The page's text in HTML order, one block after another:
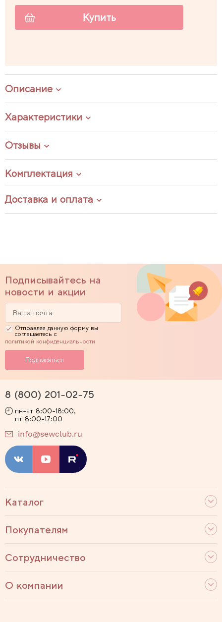
Купить
Описание
Характеристики
Отзывы
Комплектация
Доставка и оплата
Подписывайтесь на
новости и акции
Отправляя данную форму вы
соглашаетесь с
политикой конфиденциальности
Каталог
Покупателям
Сотрудничество
О компании
8 (800) 201-02-75
пн-чт 8:00-18:00,
пт 8:00-17:00
info@sewclub.ru